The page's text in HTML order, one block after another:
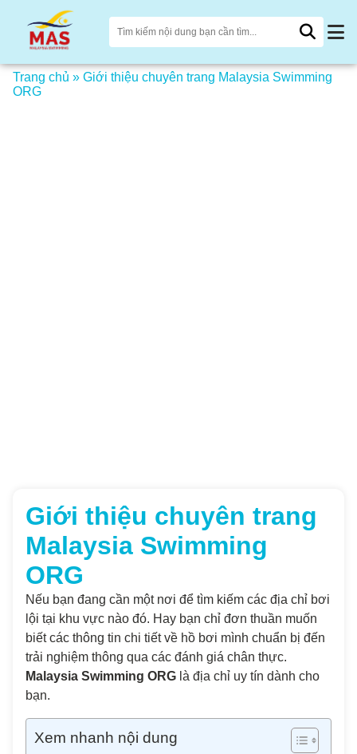
Trang chủ » Giới thiệu chuyên trang Malaysia Swimming
ORG
Giới thiệu chuyên trang
Malaysia Swimming
ORG
Nếu bạn đang cần một nơi để tìm kiếm các địa chỉ bơi
lội tại khu vực nào đó. Hay bạn chỉ đơn thuần muốn
biết các thông tin chi tiết về hồ bơi mình chuẩn bị đến
trải nghiệm thông qua các đánh giá chân thực.
Malaysia Swimming ORG là địa chỉ uy tín dành cho
bạn.
Xem nhanh nội dung